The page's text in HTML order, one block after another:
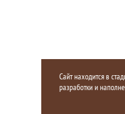
Сайт находится в
разработки и